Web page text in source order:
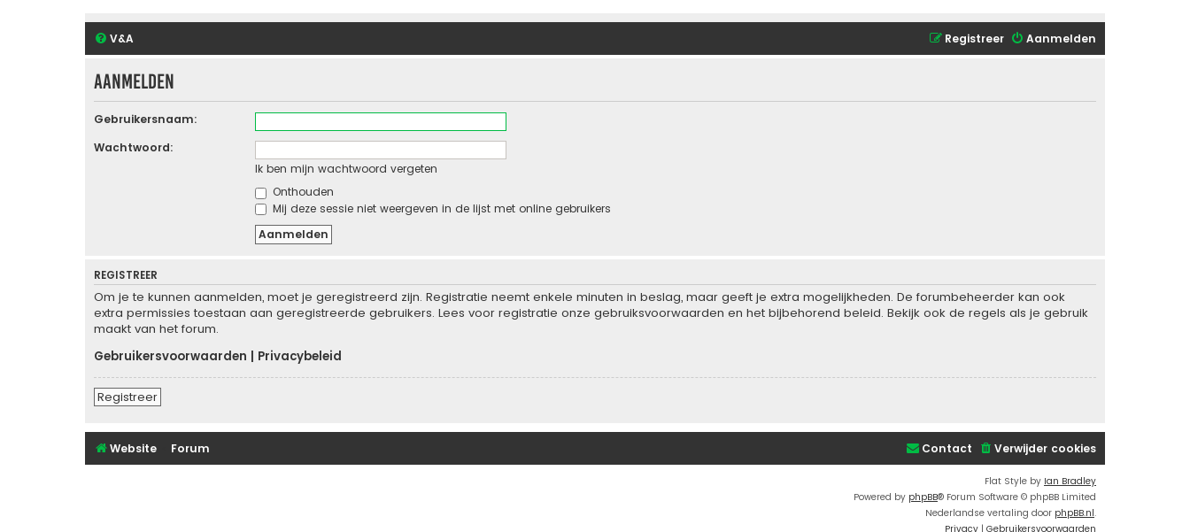
V&A Aanmelden
Registreer
Aanmelden
Gebruikersnaam:
Wachtwoord:
Ik ben mijn wachtwoord vergeten
Onthouden
Mij deze sessie niet weergeven in de lijst met online gebruikers
REGISTREER
Om je te kunnen aanmelden, moet je geregistreerd zijn. Registratie neemt enkele minuten in beslag, maar geeft je extra mogelijkheden. De forumbeheerder kan ook
extra permissies toestaan aan geregistreerde gebruikers. Lees voor registratie onze gebruiksvoorwaarden en het bijbehorend beleid. Bekijk ook de regels als je gebruik
maakt van het forum.
Gebruikersvoorwaarden
Privacybeleid
Registreer
Website Forum Verwijder cookies
Contact
Flat Style by Ian Bradley
Powered by phpBB® Forum Software © phpBB Limited
Nederlandse vertaling door phpBB.nl.
Privacy | Gebruikersvoorwaarden